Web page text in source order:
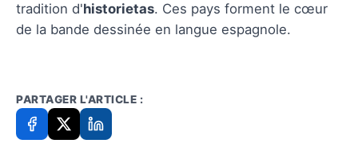
tradition d'historietas. Ces pays forment le cœur
de la bande dessinée en langue espagnole.
PARTAGER L'ARTICLE :